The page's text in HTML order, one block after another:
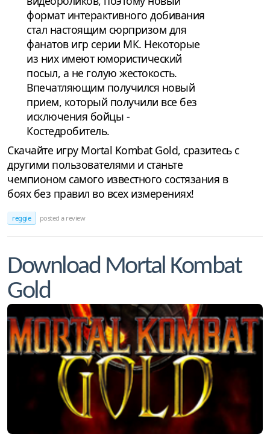
формат интерактивного добивания
стал настоящим сюрпризом для
фанатов игр серии МК. Некоторые
из них имеют юмористический
посыл, а не голую жестокость.
Впечатляющим получился новый
прием, который получили все без
исключения бойцы -
Костедробитель.
Скачайте игру Mortal Kombat Gold, сразитесь с
другими пользователями и станьте
чемпионом самого известного состязания в
боях без правил во всех измерениях!
reggie posted a review
Download Mortal Kombat
Gold